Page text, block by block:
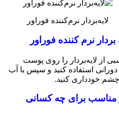
لایه‌بردار نرم‌کننده فوراور
نرم‌ کننده فوراور
از لایه‌بردار را روی پوست
استفاده کنید و سپس با آب
خودداری کنید.
مناسب برای چه کسانی